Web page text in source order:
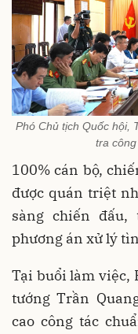
Phó Chủ tịch Quốc hội,
tra
100% cán bộ,
được quán triệt
sàng chiến đấu,
phương án xử lý
Tại buổi làm việc,
tướng Trần
cao công tác